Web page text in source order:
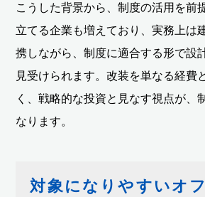
こうした背景から、制度の活用を前
立てる企業も増えており、実務上は
携しながら、制度に適合する形で設
見受けられます。改装を単なる経費
く、戦略的な投資と見なす視点が、
なります。
対象になりやすいオ